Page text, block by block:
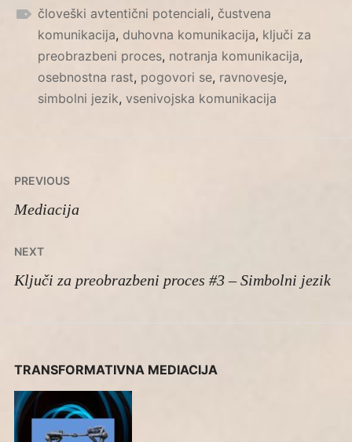
človeški avtentični potenciali, čustvena
komunikacija, duhovna komunikacija, ključi za
preobrazbeni proces, notranja komunikacija,
osebnostna rast, pogovori se, ravnovesje,
simbolni jezik, vsenivojska komunikacija
Navigacija
prispevka
PREVIOUS
Mediacija
NEXT
Ključi za preobrazbeni proces #3 – Simbolni jezik
TRANSFORMATIVNA MEDIACIJA